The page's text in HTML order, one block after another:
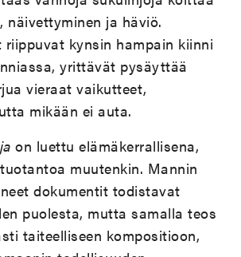
näivettyminen ja häviö.
riippuvat kynsin hampain kiinni
yrittävät pysäyttää
vieraat vaikutteet,
mikään ei auta.
on luettu elämäkerrallisena,
muutenkin. Mannin
dokumentit todistavat
puolesta, mutta samalla teos
taiteelliseen kompositioon,